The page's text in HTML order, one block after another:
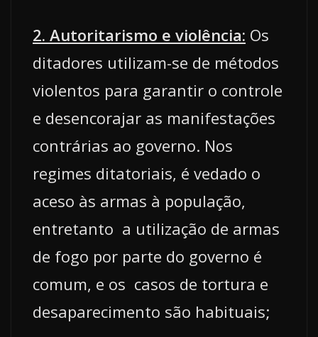
2. Autoritarismo e violência: Os
ditadores utilizam-se de métodos
violentos para garantir o controle
e desencorajar as manifestações
contrárias ao governo. Nos
regimes ditatoriais, é vedado o
aceso às armas à população,
entretanto a utilização de armas
de fogo por parte do governo é
comum, e os casos de tortura e
desaparecimento são habituais;